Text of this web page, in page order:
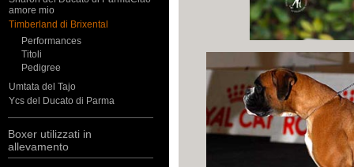
amore mio
Timberland di Brixental
Performances
Titoli
Pedigree
Umtata del Tajo
Ycs del Ducato di Parma
Boxer utilizzati in
allevamento